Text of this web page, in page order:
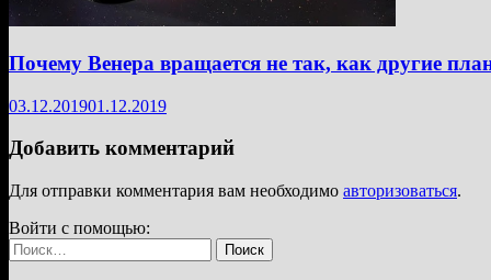
Почему Венера вращается не так, как другие
03.12.201901.12.2019
Добавить комментарий
Для отправки комментария вам необходимо авторизоваться.
Войти с помощью:
Найти: